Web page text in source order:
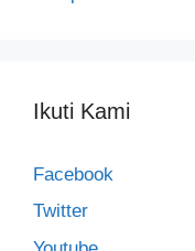
Ikuti Kami
Facebook
Twitter